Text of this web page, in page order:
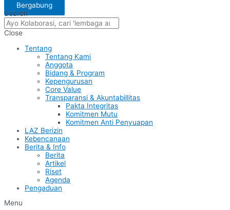
Bergabung
Search
Close
Tentang
Tentang Kami
Anggota
Bidang & Program
Kepengurusan
Core Value
Transparansi & Akuntabillitas
Pakta Integritas
Komitmen Mutu
Komitmen Anti Penyuapan
LAZ Berizin
Kebencanaan
Berita & Info
Berita
Artikel
Riset
Agenda
Pengaduan
Menu